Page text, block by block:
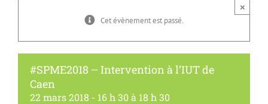
Cet évènement est passé.
×
#SPME2018 – Intervention à l’IUT de
Caen
22 mars 2018 - 16 h 30à 18 h 30